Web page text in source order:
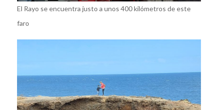
El Rayo se encuentra justo a unos 400 kilómetros de este
faro